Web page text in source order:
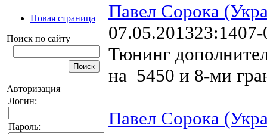
Новая страница
Поиск по сайту
Авторизация
Логин:
Пароль:
Павел Сорока
07.05.201323:14
Тюнинг
на 5450 и 8-ми
Павел Сорока